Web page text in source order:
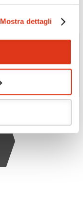
Mostra dettagli